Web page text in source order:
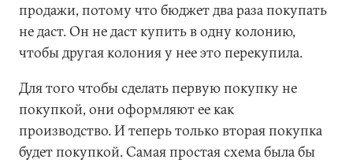
продажи, потому что бюджет два раза покупать
не даст. Он не даст купить в одну колонию,
чтобы другая колония у нее это перекупила.
Для того чтобы сделать первую покупку не
покупкой, они оформляют ее как
производство. И теперь только вторая покупка
будет покупкой. Самая простая схема была бы